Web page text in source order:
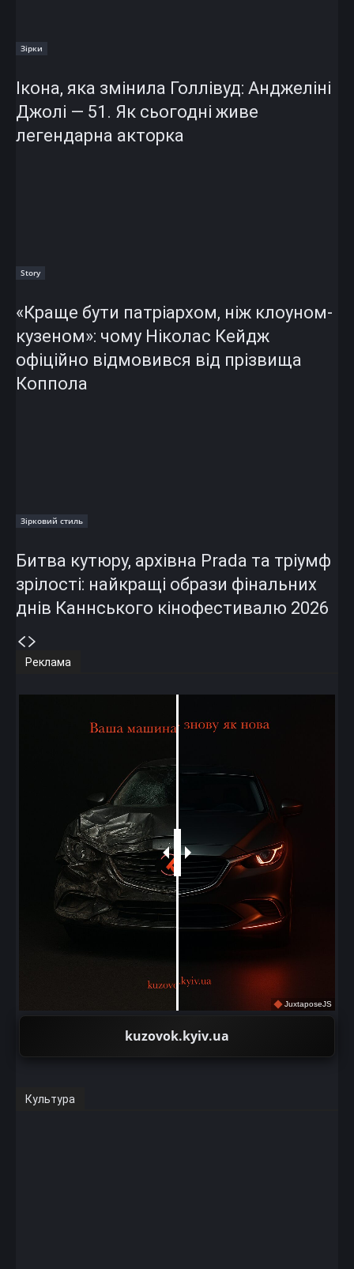
Зірки
Ікона, яка змінила Голлівуд: Анджеліні
Джолі — 51. Як сьогодні живе
легендарна акторка
Story
«Краще бути патріархом, ніж клоуном-
кузеном»: чому Ніколас Кейдж
офіційно відмовився від прізвища
Коппола
Зірковий стиль
Битва кутюру, архівна Prada та тріумф
зрілості: найкращі образи фінальних
днів Каннського кінофестивалю 2026
Реклама
JuxtaposeJS
kuzovok.kyiv.ua
Культура